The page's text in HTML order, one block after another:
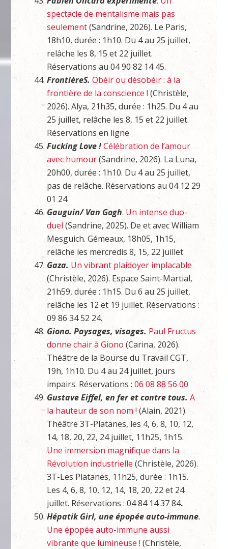
spectacle de mentalisme mais pas
seulement(Sandrine, 2026). Le Paris,
18h10, durée : 1h10. Du 4 au 25 juillet,
relâche les 8, 15 et 22 juillet.
Réservations au 04 90 82 14 45.
FrontièreS.Obéir ou désobéir : à la
frontière de la conscience ! (Christèle,
2026). Alya, 21h35, durée : 1h25. Du 4 au
25 juillet, relâche les 8, 15 et 22 juillet.
Réservations en ligne
Fucking Love !Célébration de l’amour
avec humour(Sandrine, 2026). La Luna,
20h00, durée : 1h10. Du 4 au 25 juillet,
pas de relâche. Réservations au 04 12 29
01 24
Gauguin/ Van Gogh. Un intense duo-
duel(Sandrine, 2025). De et avec William
Mesguich. Gémeaux, 18h05, 1h15,
relâche les mercredis 8, 15, 22 juillet
Gaza. Un vibrant plaidoyer implacable
(Christèle, 2026). Espace Saint-Martial,
21h59, durée : 1h15. Du 6 au 25 juillet,
relâche les 12 et 19 juillet. Réservations :
09 86 34 52 24.
Giono. Paysages, visages. Paul Fructus
donne chair à Giono (Carina, 2026).
Théâtre de la Bourse du Travail CGT,
19h, 1h10. Du 4 au 24 juillet, jours
impairs. Réservations :06 08 88 56 00
Gustave Eiffel, en fer et contre tous.A
la hauteur de son nom !(Alain, 2021).
Théâtre 3T-Platanes, les 4, 6, 8, 10, 12,
14, 18, 20, 22, 24 juillet, 11h25, 1h15.
Une immersion magnifique dans la
Révolution industrielle (Christèle, 2026).
3T-Les Platanes, 11h25, durée : 1h15.
Les 4, 6, 8, 10, 12, 14, 18, 20, 22 et 24
juillet. Réservations : 04 84 14 37 84.
Hépatik Girl, une épopée auto-immune.
Une épopée auto-immune aussi
vibrante que lumineuse ! (Christèle,